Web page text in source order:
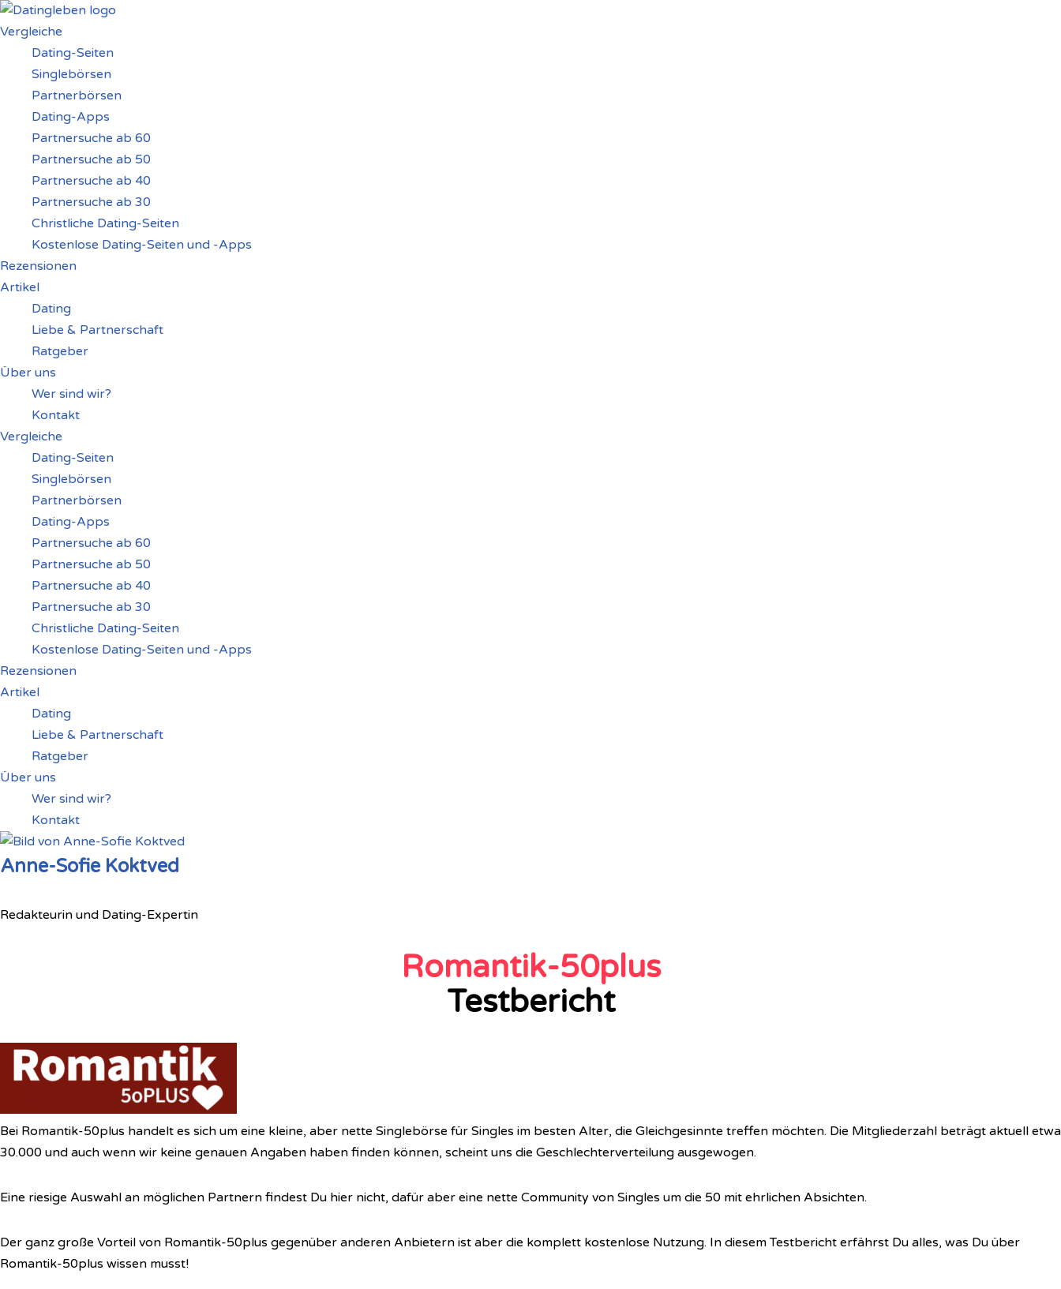
Zum
springen
Vergleiche
Dating-Seiten
Singlebörsen
Partnerbörsen
Dating-Apps
Partnersuche ab 60
Partnersuche ab 50
Partnersuche ab 40
Partnersuche ab 30
Christliche Dating-Seiten
Kostenlose Dating-Seiten und -Apps
Rezensionen
Artikel
Dating
Liebe & Partnerschaft
Ratgeber
Über uns
Wer sind wir?
Kontakt
Vergleiche
Dating-Seiten
Singlebörsen
Partnerbörsen
Dating-Apps
Partnersuche ab 60
Partnersuche ab 50
Partnersuche ab 40
Partnersuche ab 30
Christliche Dating-Seiten
Kostenlose Dating-Seiten und -Apps
Rezensionen
Artikel
Dating
Liebe & Partnerschaft
Ratgeber
Über uns
Wer sind wir?
Kontakt
Anne-Sofie Koktved
Redakteurin und Dating-Expertin
Romantik-50plus
Testbericht
Bei Romantik-50plus handelt es sich um eine kleine, aber nette Singlebörse für Singles im besten Alter, die Gleichgesinnte treffen möchten. Die Mitgliederzahl beträgt aktuell etwa
30.000 und auch wenn wir keine genauen Angaben haben finden können, scheint uns die Geschlechterverteilung ausgewogen.
Eine riesige Auswahl an möglichen Partnern findest Du hier nicht, dafür aber eine nette Community von Singles um die 50 mit ehrlichen Absichten.
Der ganz große Vorteil von Romantik-50plus gegenüber anderen Anbietern ist aber die komplett kostenlose Nutzung. In diesem Testbericht erfährst Du alles, was Du über
Romantik-50plus wissen musst!